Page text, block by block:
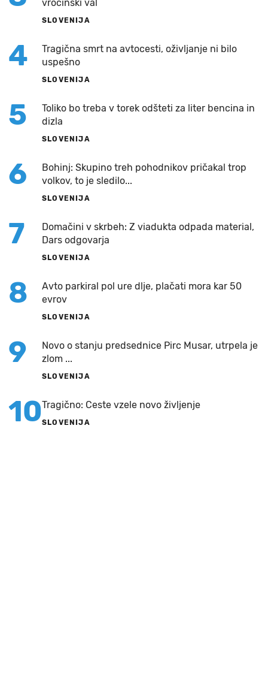
vročinski val
SLOVENIJA
4
Tragična smrt na avtocesti, oživljanje ni bilo
uspešno
SLOVENIJA
5
Toliko bo treba v torek odšteti za liter bencina in
dizla
SLOVENIJA
6
Bohinj: Skupino treh pohodnikov pričakal trop
volkov, to je sledilo...
SLOVENIJA
7
Domačini v skrbeh: Z viadukta odpada material,
Dars odgovarja
SLOVENIJA
8
Avto parkiral pol ure dlje, plačati mora kar 50
evrov
SLOVENIJA
9
Novo o stanju predsednice Pirc Musar, utrpela je
zlom ...
SLOVENIJA
10Tragično: Ceste vzele novo življenje
SLOVENIJA